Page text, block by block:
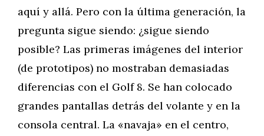
aquí y allá. Pero con la última generación, la
pregunta sigue siendo: ¿sigue siendo
posible? Las primeras imágenes del interior
(de prototipos) no mostraban demasiadas
diferencias con el Golf 8. Se han colocado
grandes pantallas detrás del volante y en la
consola central. La «navaja» en el centro,